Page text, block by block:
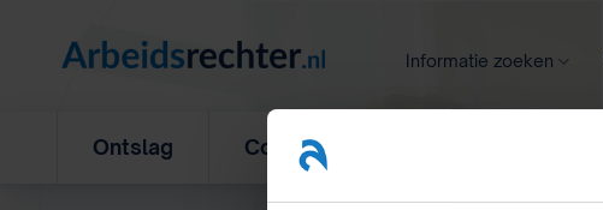
Informatie zoeken
Ontslag Concurrentiebeding